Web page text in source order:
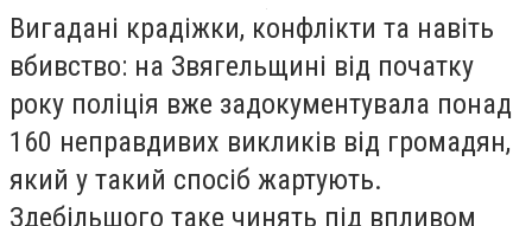
Вигадані крадіжки, конфлікти та навіть
вбивство: на Звягельщині від початку
року поліція вже задокументувала понад
160 неправдивих викликів від громадян,
який у такий спосіб жартують.
Здебільшого таке чинять під впливом